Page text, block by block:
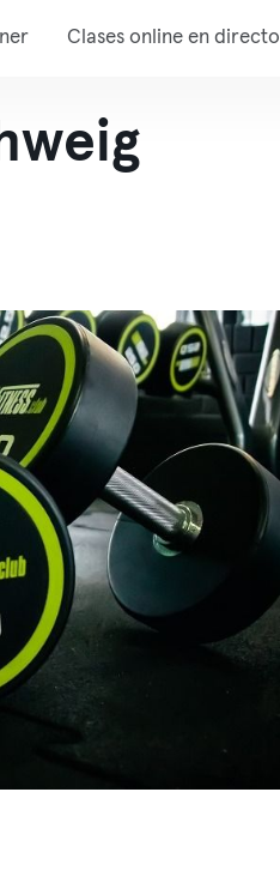
Clases online en directo